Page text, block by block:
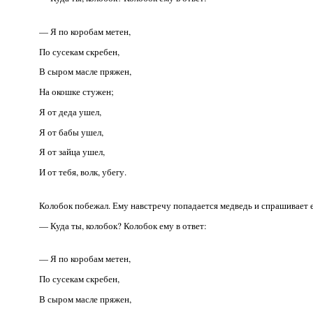
— Я по коробам метен,
По сусекам скребен,
В сыром масле пряжен,
На окошке стужен;
Я от деда ушел,
Я от бабы ушел,
Я от зайца ушел,
И от тебя, волк, убегу.
Колобок побежал. Ему навстречу попадается медведь и спрашивает
— Куда ты, колобок? Колобок ему в ответ:
— Я по коробам метен,
По сусекам скребен,
В сыром масле пряжен,